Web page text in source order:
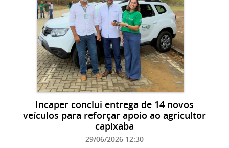
Incaper conclui entrega de 14 novos
veículos para reforçar apoio ao agricultor
capixaba
29/06/2026 12:30